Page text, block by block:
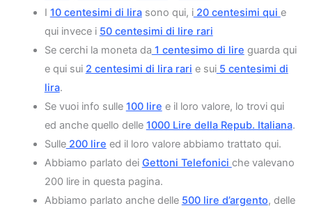
I 10 centesimi di lirasono qui, i20 centesimi qui e
qui invece i 50 centesimi di lire rari
Se cerchi la moneta da 1 centesimo di lire guarda qui
e qui sui 2 centesimi di lira rari e sui5 centesimi di
lira.
Se vuoi info sulle 100 lire e il loro valore, lo trovi qui
ed anche quello delle 1000 Lire della Repub. Italiana.
Sulle200 lire ed il loro valore abbiamo trattato qui.
Abbiamo parlato dei Gettoni Telefonici che valevano
200 lire in questa pagina.
Abbiamo parlato anche delle 500 lire d’argento, delle